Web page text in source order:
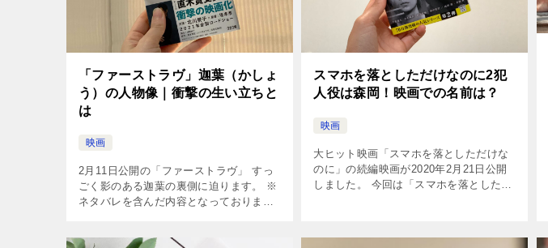
「ファーストラヴ」迦葉（かしょ
う）の人物像｜衝撃の生い立ちと
は
映画
2月11日公開の「ファーストラヴ」 すっ
ごく影のある迦葉の裏側に迫ります。 ※
ネタバレを含んだ内容となっておりま
スマホを落としただけなのに2犯
人役は森岡！映画での名前は？
映画
大ヒット映画「スマホを落としただけな
のに」の続編映画が2020年2月21日公開
しました。 今回は「スマホを落としただ